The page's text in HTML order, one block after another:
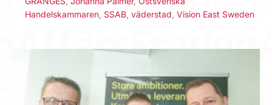
Handelskammaren SSAB väderstad Vision East Sweden